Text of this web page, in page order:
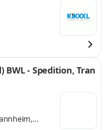
- Spedition, Tran